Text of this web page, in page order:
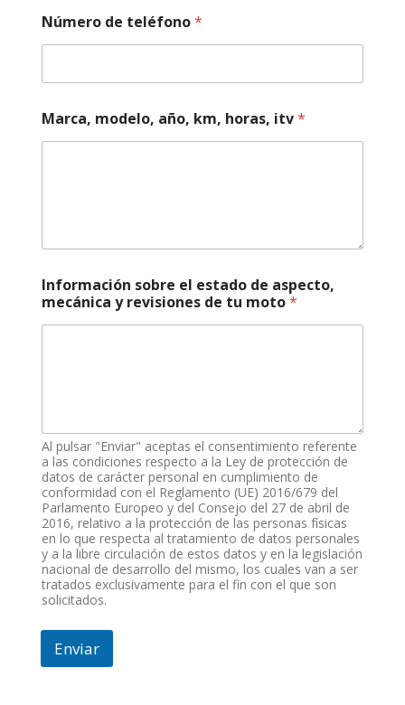
Número de teléfono*
Marca, modelo, año, km, horas, itv*
o
m
b
e
v
i
s
i
o
n
e
s
Información sobre el estado de aspecto,
mecánica y revisiones de tu moto*
Al pulsar "Enviar" aceptas el consentimiento referente
a las condiciones respecto a la Ley de protección de
datos de carácter personal en cumplimiento de
conformidad con el Reglamento (UE) 2016/679 del
Parlamento Europeo y del Consejo del 27 de abril de
2016, relativo a la protección de las personas físicas
en lo que respecta al tratamiento de datos personales
y a la libre circulación de estos datos y en la legislación
nacional de desarrollo del mismo, los cuales van a ser
tratados exclusivamente para el fin con el que son
solicitados.
Enviar